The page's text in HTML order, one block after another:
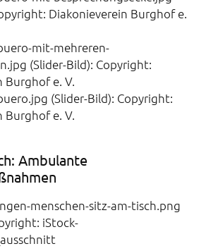
Diakonieverein Burghof e.
mit-mehreren-
(Slider-Bild): Copyright:
Burghof e. V.
(Slider-Bild): Copyright:
Burghof e. V.
Ambulante
menschen-sitz-am-tisch.png
iStock-